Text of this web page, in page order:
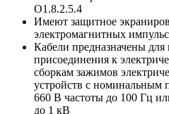
О1.8.2.5.4
Имеют защитное
электромагнитных
Кабели предназначены
присоединения к
сборкам зажимов
устройств с
660 В частоты до 100 Гц
до 1 кВ